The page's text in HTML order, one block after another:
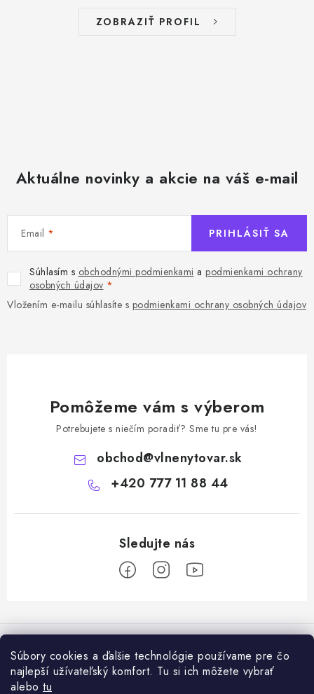
Súbory cookies a ďalšie technológie používame pre čo
najlepší užívateľský komfort. Tu si ich môžete vybrať
alebo tu
ZOBRAZIŤ PROFIL
Aktuálne novinky a akcie na váš e-mail
Email
Súhlasím s obchodnými podmienkami a podmienkami ochrany
osobných údajov
Vložením e-mailu súhlasíte s podmienkami ochrany osobných údajov
PRIHLÁSIŤ SA
Pomôžeme vám s výberom
Potrebujete s niečím poradiť? Sme tu pre vás!
obchod@vlnenytovar.sk
+420 777 11 88 44
á
Ako správne používat mulčovaciu biotextiliu z ovčej vlny v praxi
Informácie pre vás